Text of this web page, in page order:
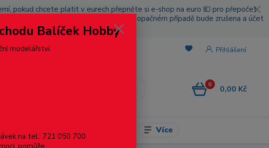
pokud chcete platit v eurech přepněte si e-shop na euro 💶 pro přepočet
s opětovnou platbou za poštovné, v opačném případě bude zrušena a účet
Přihlášení
0 0,00 Kč
Více
Balíček Hobby
modelářství.
na tel.: 721 050 700
pomůže.